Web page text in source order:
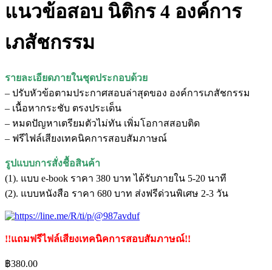
แนวข้อสอบ นิติกร 4 องค์การ
เภสัชกรรม
รายละเอียดภายในชุดประกอบด้วย
– ปรับหัวข้อตามประกาศสอบล่าสุดของ องค์การเภสัชกรรม
– เนื้อหากระชับ ตรงประเด็น
– หมดปัญหาเตรียมตัวไม่ทัน เพิ่มโอกาสสอบติด
– ฟรีไฟล์เสียงเทคนิคการสอบสัมภาษณ์
รูปแบบการสั่งชื้อสินค้า
(1). แบบ e-book ราคา 380 บาท ได้รับภายใน 5-20 นาที
(2). แบบหนังสือ ราคา 680 บาท ส่งฟรีด่วนพิเศษ 2-3 วัน
!!แถมฟรีไฟล์เสียงเทคนิคการสอบสัมภาษณ์!!
฿380.00